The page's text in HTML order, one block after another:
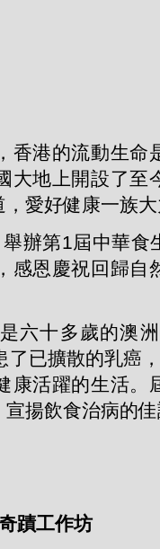
香港的流動生命
大地上開設了至
愛好健康一族
辦第1屆中華食
感恩慶祝回歸自
六十多歲的澳
已擴散的乳癌
康活躍的生活。
揚飲食治病的
蹟工作坊